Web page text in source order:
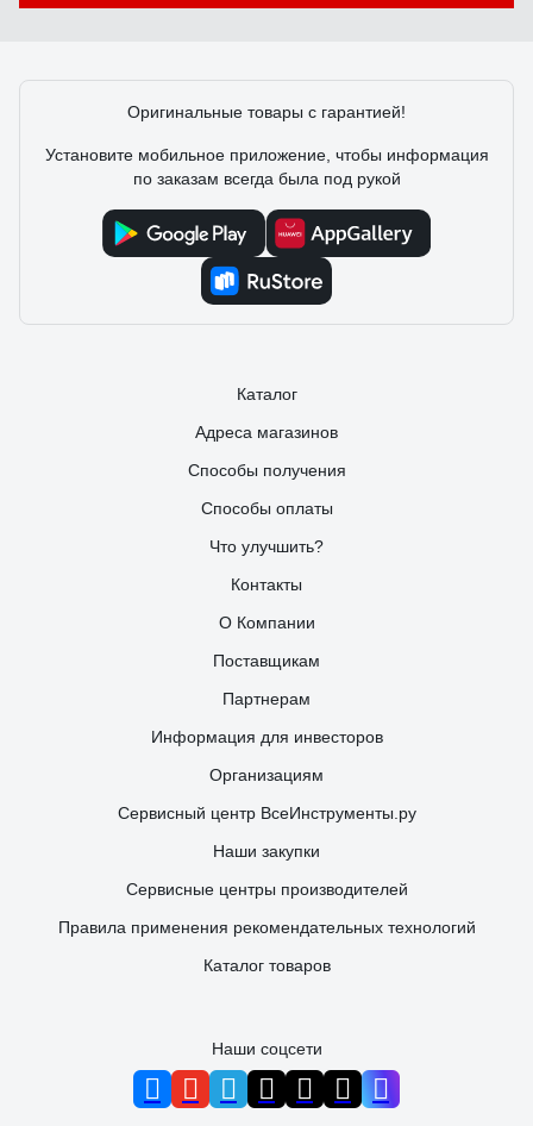
Оригинальные товары с гарантией!
Установите мобильное приложение, чтобы информация
по заказам всегда была под рукой
Каталог
Адреса магазинов
Способы получения
Способы оплаты
Что улучшить?
Контакты
О Компании
Поставщикам
Партнерам
Информация для инвесторов
Организациям
Сервисный центр ВсеИнструменты.ру
Наши закупки
Сервисные центры производителей
Правила применения рекомендательных технологий
Каталог товаров
Наши соцсети